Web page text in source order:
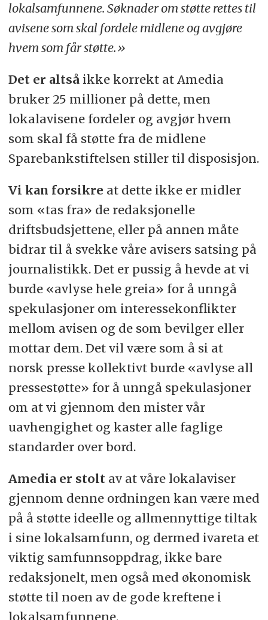
lokalsamfunnene. Søknader om støtte rettes til
avisene som skal fordele midlene og avgjøre
hvem som får støtte.»
Det er altsåikke korrekt at Amedia
bruker 25 millioner på dette, men
lokalavisene fordeler og avgjør hvem
som skal få støtte fra de midlene
Sparebankstiftelsen stiller til disposisjon.
Vi kan forsikre at dette ikke er midler
som «tas fra» de redaksjonelle
driftsbudsjettene, eller på annen måte
bidrar til å svekke våre avisers satsing på
journalistikk. Det er pussig å hevde at vi
burde «avlyse hele greia» for å unngå
spekulasjoner om interessekonflikter
mellom avisen og de som bevilger eller
mottar dem. Det vil være som å si at
norsk presse kollektivt burde «avlyse all
pressestøtte» for å unngå spekulasjoner
om at vi gjennom den mister vår
uavhengighet og kaster alle faglige
standarder over bord.
Amedia er stoltav at våre lokalaviser
gjennom denne ordningen kan være med
på å støtte ideelle og allmennyttige tiltak
i sine lokalsamfunn, og dermed ivareta et
viktig samfunnsoppdrag, ikke bare
redaksjonelt, men også med økonomisk
støtte til noen av de gode kreftene i
lokalsamfunnene.